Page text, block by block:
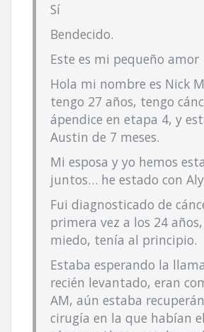
Sí­
Bendecido.
Este es mi pequeño amor
Hola mi nombre es Nick
tengo 27 años, tengo
ápendice en etapa 4, y
Austin de 7 meses.
Mi esposa y yo hemos
juntos… he estado con
Fui diagnosticado de
primera vez a los 24
miedo, tení­a al principio.
Estaba esperando la
recién levantado, eran
AM, aún estaba
cirugí­a en la que habí­an